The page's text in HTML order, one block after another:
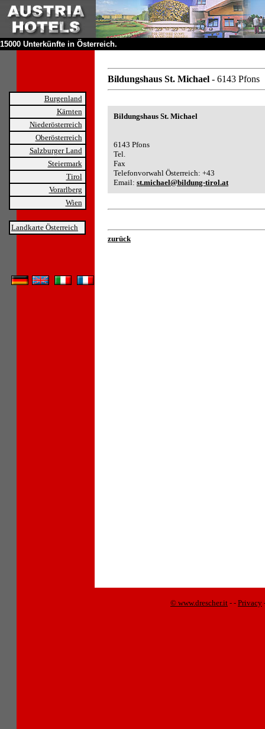
15000 Unterkünfte in Österreich.
Burgenland
Kärnten
Niederösterreich
Oberösterreich
Salzburger Land
Steiermark
Tirol
Vorarlberg
Wien
Landkarte Österreich
Bildungshaus St. Michael - 6143 Pfons
Bildungshaus St. Michael
6143 Pfons
Tel.
Fax
Telefonvorwahl Österreich: +43
Email: st.michael@bildung-tirol.at
zurück
© www.drescher.it - - Privacy